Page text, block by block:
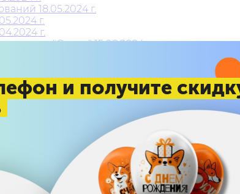
18.05.2024 г.
г.
г.
в стиле "Оскар" 15.08.2024 г.
г.
г.
магазинов "Унция" - 22 года
21.09.2024 г.
г.
и получите